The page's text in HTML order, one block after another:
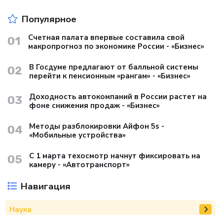
Популярное
01
Счетная палата впервые составила свой
макропрогноз по экономике России - «Бизнес»
02
В Госдуме предлагают от балльной системы
перейти к пенсионным «рангам» - «Бизнес»
03
Доходность автокомпаний в России растет на
фоне снижения продаж - «Бизнес»
04
Методы разблокировки Айфон 5s -
«Мобильные устройства»
05
С 1 марта техосмотр начнут фиксировать на
камеру - «Автотранспорт»
Навигация
Наука